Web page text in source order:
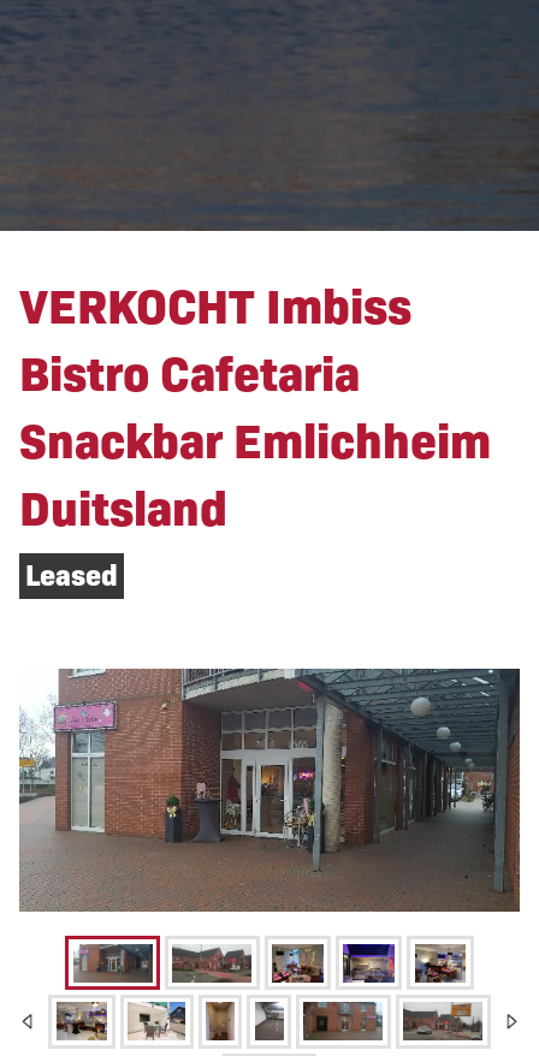
VERKOCHT Imbiss
Bistro Cafetaria
Snackbar Emlichheim
Duitsland
Leased